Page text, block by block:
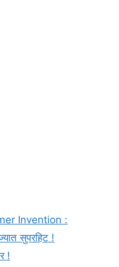
Invention :
सुपरहिट !
!